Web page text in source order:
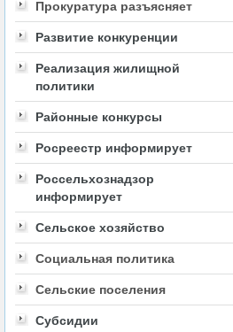
Прокуратура разъясняет
Развитие конкуренции
Реализация жилищной
политики
Районные конкурсы
Росреестр информирует
Россельхознадзор
информирует
Сельское хозяйство
Социальная политика
Сельские поселения
Субсидии